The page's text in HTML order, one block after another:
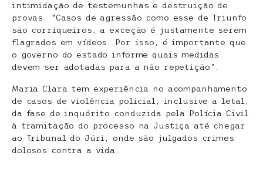
intimidação de testemunhas e destruição de
provas. “Casos de agressão como esse de Triunfo
são corriqueiros, a exceção é justamente serem
flagrados em vídeos. Por isso, é importante que
o governo do estado informe quais medidas
devem ser adotadas para a não repetição”.
Maria Clara tem experiência no acompanhamento
de casos de violência policial, inclusive a letal,
da fase de inquérito conduzida pela Polícia Civil
à tramitação do processo na Justiça até chegar
ao Tribunal do Júri, onde são julgados crimes
dolosos contra a vida.